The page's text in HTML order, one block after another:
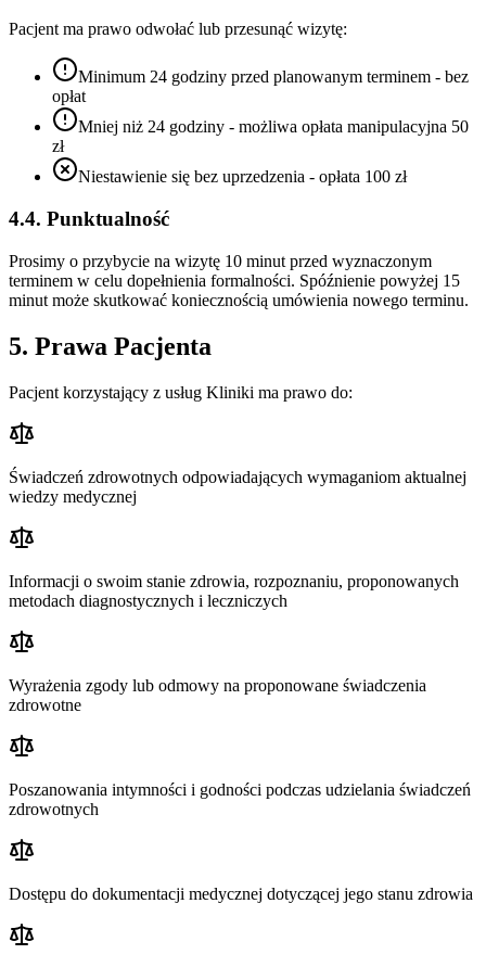
Pacjent ma prawo odwołać lub przesunąć wizytę:
Minimum 24 godziny przed planowanym terminem - bez
opłat
Mniej niż 24 godziny - możliwa opłata manipulacyjna 50
zł
Niestawienie się bez uprzedzenia - opłata 100 zł
4.4. Punktualność
Prosimy o przybycie na wizytę 10 minut przed wyznaczonym
terminem w celu dopełnienia formalności. Spóźnienie powyżej 15
minut może skutkować koniecznością umówienia nowego terminu.
5. Prawa Pacjenta
Pacjent korzystający z usług Kliniki ma prawo do:
Świadczeń zdrowotnych odpowiadających wymaganiom aktualnej
wiedzy medycznej
Informacji o swoim stanie zdrowia, rozpoznaniu, proponowanych
metodach diagnostycznych i leczniczych
Wyrażenia zgody lub odmowy na proponowane świadczenia
zdrowotne
Poszanowania intymności i godności podczas udzielania świadczeń
zdrowotnych
Dostępu do dokumentacji medycznej dotyczącej jego stanu zdrowia